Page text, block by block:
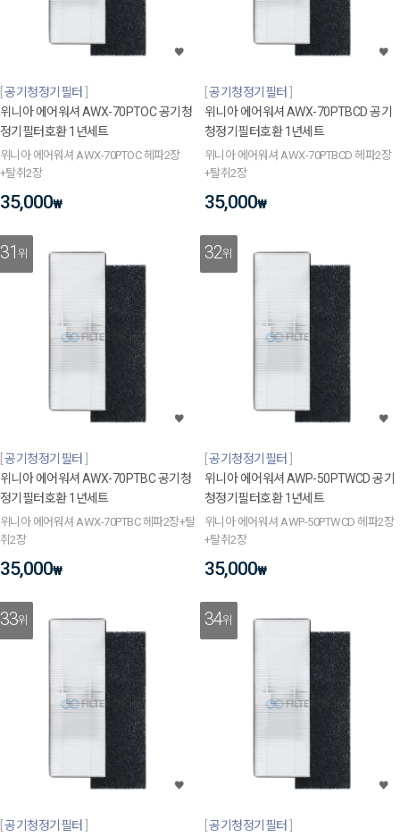
공기청정기필터
위니아 에어워셔 AWX-70PTOC 공기청
정기필터호환 1년세트
위니아 에어워셔 AWX-70PTOC 헤파2장
+탈취2장
35,000₩
공기청정기필터
위니아 에어워셔 AWX-70PTBCD 공기
청정기필터호환 1년세트
위니아 에어워셔 AWX-70PTBCD 헤파2장
+탈취2장
35,000₩
31위
공기청정기필터
위니아 에어워셔 AWX-70PTBC 공기청
정기필터호환 1년세트
위니아 에어워셔 AWX-70PTBC 헤파2장+탈
취2장
35,000₩
32위
공기청정기필터
위니아 에어워셔 AWP-50PTWCD 공기
청정기필터호환 1년세트
위니아 에어워셔 AWP-50PTWCD 헤파2장
+탈취2장
35,000₩
33위
공기청정기필터
34위
공기청정기필터